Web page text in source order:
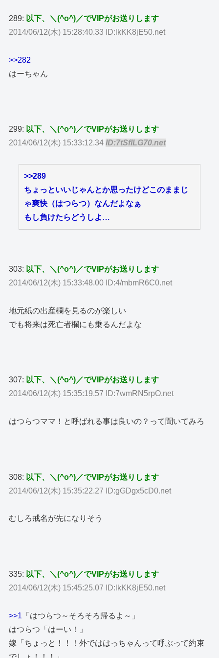
289: 以下、＼(^o^)／でVIPがお送りします
2014/06/12(木) 15:28:40.33 ID:lkKK8jE50.net
>>282
はーちゃん
299: 以下、＼(^o^)／でVIPがお送りします
2014/06/12(木) 15:33:12.34ID:7tSfILG70.net
>>289
ちょっといいじゃんとか思ったけどこのままじ
ゃ爽快（はつらつ）なんだよなぁ
もし負けたらどうしよ…
303: 以下、＼(^o^)／でVIPがお送りします
2014/06/12(木) 15:33:48.00 ID:4/mbmR6C0.net
地元紙の出産欄を見るのが楽しい
でも将来は死亡者欄にも乗るんだよな
307: 以下、＼(^o^)／でVIPがお送りします
2014/06/12(木) 15:35:19.57 ID:7wmRN5rpO.net
はつらつママ！と呼ばれる事は良いの？って聞いてみろ
308: 以下、＼(^o^)／でVIPがお送りします
2014/06/12(木) 15:35:22.27 ID:gGDgx5cD0.net
むしろ戒名が先になりそう
335: 以下、＼(^o^)／でVIPがお送りします
2014/06/12(木) 15:45:25.07 ID:lkKK8jE50.net
>>1 「はつらつ～そろそろ帰るよ～」
はつらつ「はーい！」
嫁「ちょっと！！！外でははっちゃんって呼ぶって約束